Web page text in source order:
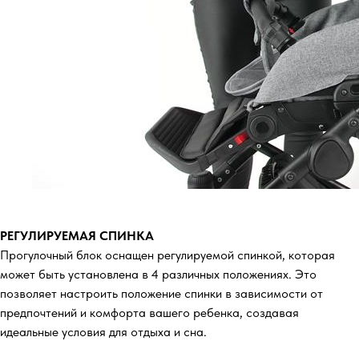
РЕГУЛИРУЕМАЯ СПИНКА
Прогулочный блок оснащен регулируемой спинкой, которая
может быть установлена в 4 различных положениях. Это
позволяет настроить положение спинки в зависимости от
предпочтений и комфорта вашего ребенка, создавая
идеальные условия для отдыха и сна.